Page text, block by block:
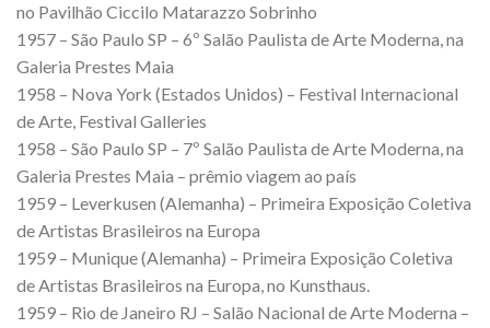
no Pavilhão Ciccilo Matarazzo Sobrinho
1957 – São Paulo SP – 6º Salão Paulista de Arte Moderna, na
Galeria Prestes Maia
1958 – Nova York (Estados Unidos) – Festival Internacional
de Arte, Festival Galleries
1958 – São Paulo SP – 7º Salão Paulista de Arte Moderna, na
Galeria Prestes Maia – prêmio viagem ao país
1959 – Leverkusen (Alemanha) – Primeira Exposição Coletiva
de Artistas Brasileiros na Europa
1959 – Munique (Alemanha) – Primeira Exposição Coletiva
de Artistas Brasileiros na Europa, no Kunsthaus.
1959 – Rio de Janeiro RJ – Salão Nacional de Arte Moderna –